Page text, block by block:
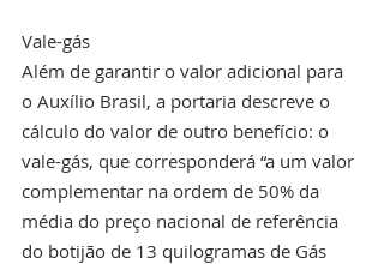
Vale-gás
Além de garantir o valor adicional para
o Auxílio Brasil, a portaria descreve o
cálculo do valor de outro benefício: o
vale-gás, que corresponderá “a um valor
complementar na ordem de 50% da
média do preço nacional de referência
do botijão de 13 quilogramas de Gás